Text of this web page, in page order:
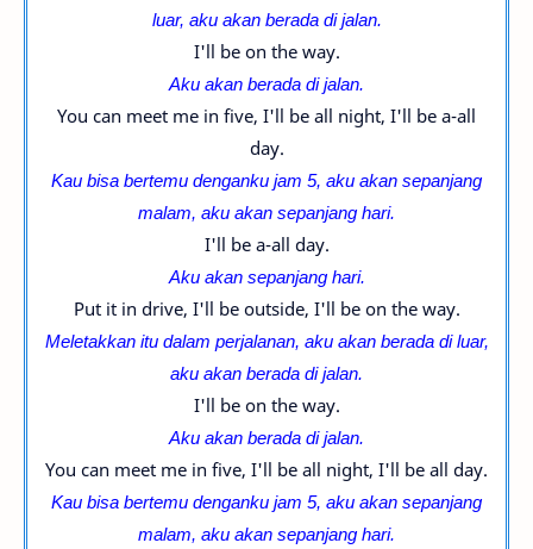
luar, aku akan berada di jalan.
I'll be on the way.
Aku akan berada di jalan.
You can meet me in five, I'll be all night, I'll be a-all
day.
Kau bisa bertemu denganku jam 5, aku akan sepanjang
malam, aku akan sepanjang hari.
I'll be a-all day.
Aku akan sepanjang hari.
Put it in drive, I'll be outside, I'll be on the way.
Meletakkan itu dalam perjalanan, aku akan berada di luar,
aku akan berada di jalan.
I'll be on the way.
Aku akan berada di jalan.
You can meet me in five, I'll be all night, I'll be all day.
Kau bisa bertemu denganku jam 5, aku akan sepanjang
malam, aku akan sepanjang hari.